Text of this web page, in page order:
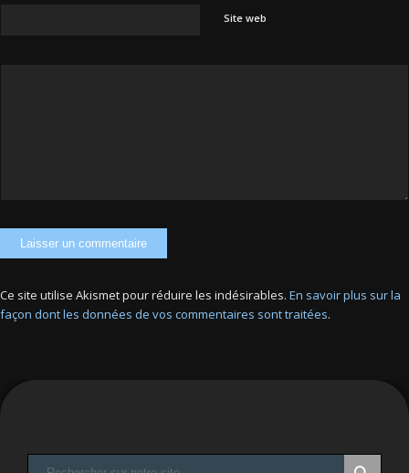
Site web
Ce site utilise Akismet pour réduire les indésirables. En savoir plus sur la
façon dont les données de vos commentaires sont traitées.